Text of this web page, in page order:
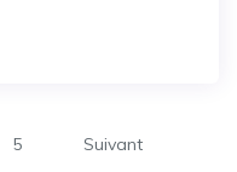
5 Suivant